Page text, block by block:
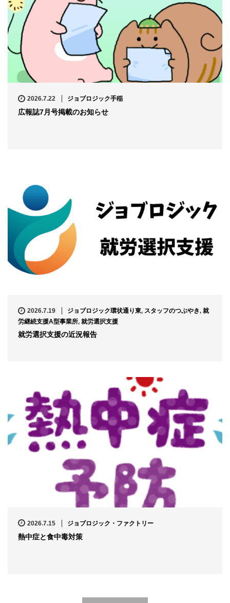
2026.7.22 ジョブロジック手稲
広報誌7月号掲載のお知らせ
2026.7.19 ジョブロジック環状通り東, スタッフのつぶやき, 就
労継続支援A型事業所, 就労選択支援
就労選択支援の近況報告
2026.7.15 ジョブロジック・ファクトリー
熱中症と食中毒対策